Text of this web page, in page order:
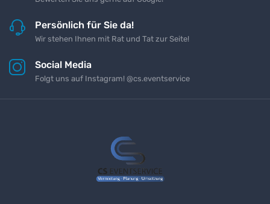
Persönlich für Sie da!
Wir stehen Ihnen mit Rat und Tat zur Seite!
Social Media
Folgt uns auf Instagram! @cs.eventservice